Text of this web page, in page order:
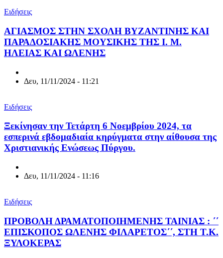
Ειδήσεις
ΑΓΙΑΣΜΟΣ ΣΤΗΝ ΣΧΟΛΗ ΒΥΖΑΝΤΙΝΗΣ ΚΑΙ
ΠΑΡΑΔΟΣΙΑΚΗΣ ΜΟΥΣΙΚΗΣ ΤΗΣ Ι. Μ.
ΗΛΕΙΑΣ ΚΑΙ ΩΛΕΝΗΣ
Δευ, 11/11/2024 - 11:21
Ειδήσεις
Ξεκίνησαν την Τετάρτη 6 Νοεμβρίου 2024, τα
εσπερινά εβδομαδιαία κηρύγματα στην αίθουσα της
Χριστιανικής Ενώσεως Πύργου.
Δευ, 11/11/2024 - 11:16
Ειδήσεις
ΠΡΟΒΟΛΗ ΔΡΑΜΑΤΟΠΟΙΗΜΕΝΗΣ ΤΑΙΝΙΑΣ : ΄΄
ΕΠΙΣΚΟΠΟΣ ΩΛΕΝΗΣ ΦΙΛΑΡΕΤΟΣ΄΄, ΣΤΗ Τ.Κ.
ΞΥΛΟΚΕΡΑΣ